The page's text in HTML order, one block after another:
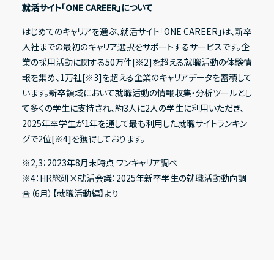
就活サイト「ONE CAREER」について
はじめてのキャリアを選ぶ、就活サイト「ONE CAREER」は、新卒
入社までの最初のキャリア選択をサポートするサービスです。企
業の採用活動に関する50万件[※2]を超える就職活動の体験情
報を集め、1万社[※3]を超える企業のキャリアデータを蓄積して
います。新卒領域において就職活動の情報収集・分析ツールとし
て多くの学生に支持され、約3人に2人の学生に利用いただき、
2025年卒学生が1年を通して最も利用した就職サイトランキン
グで2位[※4]を獲得しております。
※2,3：2023年8月末時点 ワンキャリア調べ
※4：HR総研×就活会議：2025年新卒学生の就職活動動向調
査（6月）【就職活動編】より